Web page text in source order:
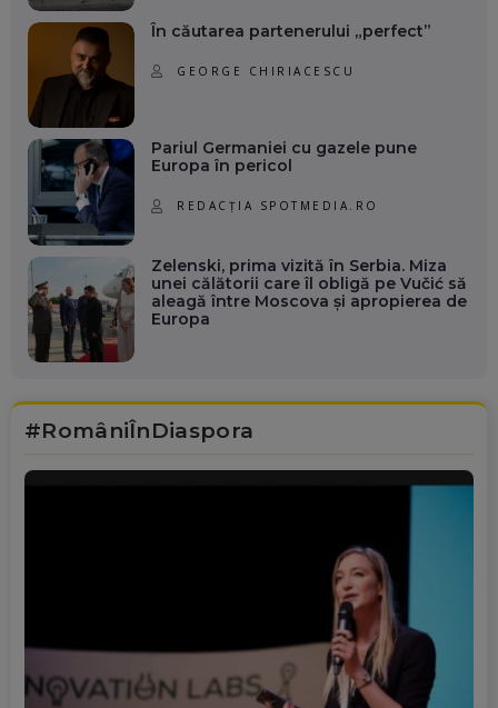
În căutarea partenerului „perfect”
GEORGE CHIRIACESCU
Pariul Germaniei cu gazele pune
Europa în pericol
REDACȚIA SPOTMEDIA.RO
Zelenski, prima vizită în Serbia. Miza
unei călătorii care îl obligă pe Vučić să
aleagă între Moscova și apropierea de
Europa
#RomâniÎnDiaspora